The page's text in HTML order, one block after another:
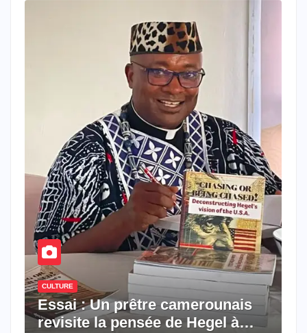
CULTURE
Essai : Un prêtre camerounais
revisite la pensée de Hegel à